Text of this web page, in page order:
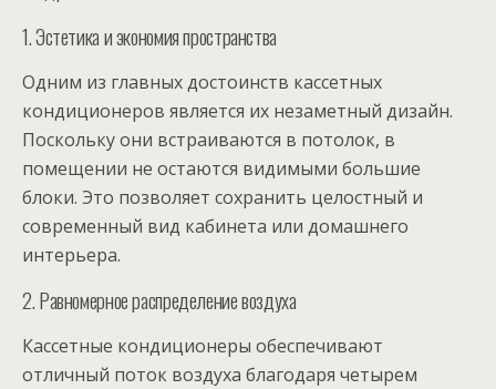
1. Эстетика и экономия пространства
Одним из главных достоинств кассетных
кондиционеров является их незаметный дизайн.
Поскольку они встраиваются в потолок, в
помещении не остаются видимыми большие
блоки. Это позволяет сохранить целостный и
современный вид кабинета или домашнего
интерьера.
2. Равномерное распределение воздуха
Кассетные кондиционеры обеспечивают
отличный поток воздуха благодаря четырем